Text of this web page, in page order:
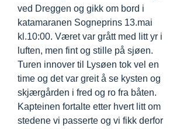
ved Dreggen og gikk om bord i
katamaranen Sogneprins 13.mai
kl.10:00. Været var grått med litt yr i
luften, men fint og stille på sjøen.
Turen innover til Lysøen tok vel en
time og det var greit å se kysten og
skjærgården i fred og ro fra båten.
Kapteinen fortalte etter hvert litt om
stedene vi passerte og vi fikk derfor